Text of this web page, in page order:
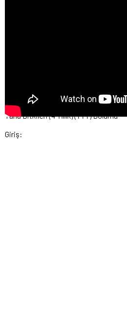
Tarla Bitkileri (4 Yıllık) (TYT) Bölümü
Giriş: